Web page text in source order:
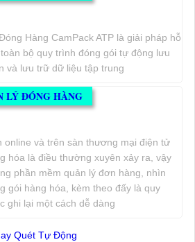
Hàng CamPack ATP là giải pháp hỗ
bộ quy trình đóng gói tự động lưu
và lưu trữ dữ liệu tập trung
LÝ ĐÓNG HÀNG
online và trên sàn thương mại điện tử
hóa là điều thường xuyên xảy ra, vậy
phần mềm quản lý đơn hàng, nhìn
gói hàng hóa, kèm theo đấy là quy
ghi lại một cách dễ dàng